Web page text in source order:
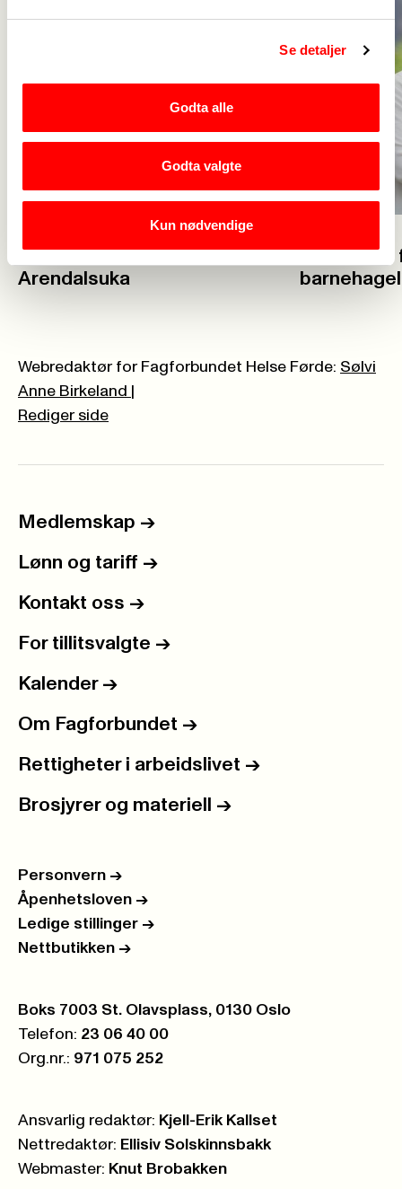
Se detaljer
Godta alle
Godta valgte
Kun nødvendige
Arendalsuka
Glad for
Webredaktør for Fagforbundet Helse Førde: Sølvi
Anne Birkeland
Rediger side
Medlemskap ->
Lønn og tariff ->
Kontakt oss ->
For tillitsvalgte ->
Kalender ->
Om Fagforbundet ->
Rettigheter i arbeidslivet ->
Brosjyrer og materiell ->
Personvern ->
Åpenhetsloven ->
Ledige stillinger ->
Nettbutikken ->
Postboks:
Boks 7003 St. Olavsplass, 0130 Oslo
Telefon: 23 06 40 00
Org.nr.: 971 075 252
Ansvarlig redaktør: Kjell-Erik Kallset
Nettredaktør: Ellisiv Solskinnsbakk
Webmaster: Knut Brobakken